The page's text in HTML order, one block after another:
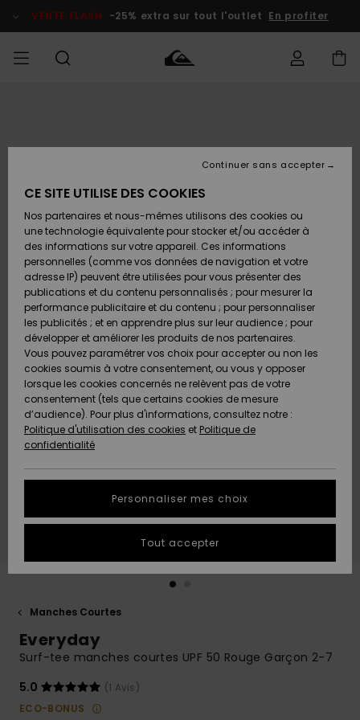
l'information
le
VENTE FLASH -25% extra sur tout l'outlet En profiter
Accessoires
Chaussures
& Tongs
Surf
Snow
Nouveautés
A
Découvrir
Accessoires
Chaussures
& Tongs
Surf
Snow
Nouveautés
A
Découvrir
FEMME
Nouveautés
A
Découvrir
Snow
SURF
Enfant
Highlights
Communauté
SNOW
Snow
Shop
Enfant
Snow
Shop
Femme
A
Découvrir
Communauté
VENTE
FLASH
Enfant
Outlet
Femme
Préférences
Langue Et
Région
Nederlands
AIDE &
CONTACT
Retours
Paiement
Carte
Cadeau
Quiksilver
Freedom
Protection
des données
Démarrez
pour obtenir
Démarrer
conversation
COLLECTION
CARTE
CADEAU
LISTE DE
SOUHAITS
Manches Courtes
Everyday
Surf-tee manches courtes UPF 50 Rouge Garçon 2-7
5.0
(1 Avis)
ECO-BONUS
CE SITE UTILISE DES COOKIES
Nos partenaires et nous-mêmes utilisons des cookies ou
une technologie équivalente pour stocker et/ou accéder à
des informations sur votre appareil. Ces informations
personnelles (comme vos données de navigation et votre
adresse IP) peuvent être utilisées pour vous présenter des
publications et du contenu personnalisés ; pour mesurer la
performance publicitaire et du contenu ; pour personnaliser
les publicités ; et en apprendre plus sur leur audience ; pour
développer et améliorer les produits de nos partenaires.
Vous pouvez paramétrer vos choix pour accepter ou non les
cookies soumis à votre consentement, ou vous y opposer
lorsque les cookies concernés ne relèvent pas de votre
consentement (tels que certains cookies de mesure
d’audience). Pour plus d'informations, consultez notre :
Politique d'utilisation des cookies et Politique de
confidentialité
Personnaliser mes choix
Continuer sans accepter
Tout accepter